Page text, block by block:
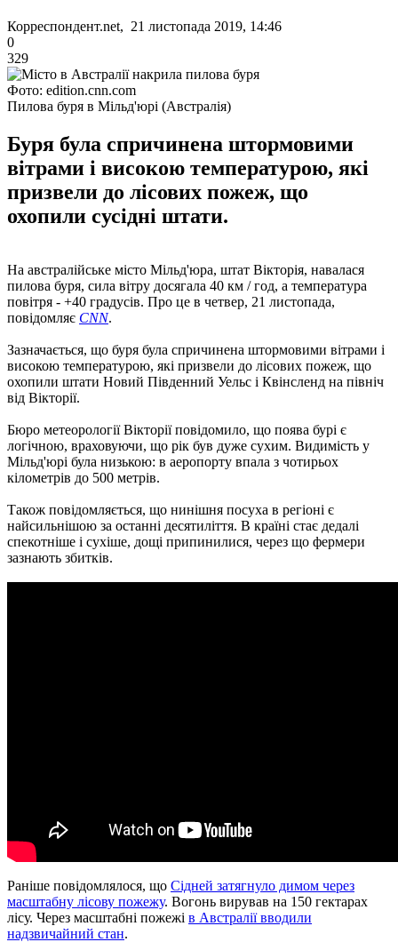
Корреспондент.net, 21 листопада 2019, 14:46
0
329
Фото: edition.cnn.com
Пилова буря в Мільд'юрі (Австралія)
Буря була спричинена штормовими
вітрами і високою температурою, які
призвели до лісових пожеж, що
охопили сусідні штати.
На австралійське місто Мільд'юра, штат Вікторія, навалася
пилова буря, сила вітру досягала 40 км / год, а температура
повітря - +40 градусів. Про це в четвер, 21 листопада,
повідомляє СNN.
Зазначається, що буря була спричинена штормовими вітрами і
високою температурою, які призвели до лісових пожеж, що
охопили штати Новий Південний Уельс і Квінсленд на північ
від Вікторії.
Бюро метеорології Вікторії повідомило, що поява бурі є
логічною, враховуючи, що рік був дуже сухим. Видимість у
Мільд'юрі була низькою: в аеропорту впала з чотирьох
кілометрів до 500 метрів.
Також повідомляється, що нинішня посуха в регіоні є
найсильнішою за останні десятиліття. В країні стає дедалі
спекотніше і сухіше, дощі припинилися, через що фермери
зазнають збитків.
Раніше повідомлялося, що Сідней затягнуло димом через
масштабну лісову пожежу. Вогонь вирував на 150 гектарах
лісу. Через масштабні пожежі в Австралії вводили
надзвичайний стан.